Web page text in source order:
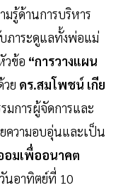
รู้ด้านการบริหาร
ภาระดูแลทั้งพ่อแม่
วข้อ “การวางแผน
ย ดร.สมโพชน์ เกีย
การผู้จัดการและ
ความอบอุ่นและเป็น
อมเพื่ออนาคต
นอาทิตย์ที่ 10